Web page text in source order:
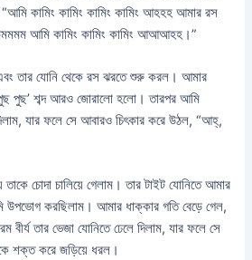
কামিং কামিং কামিং কামিং আহহহ আমার রস
আমি কামিং কামিং কামিং আআআহহ।”
তার যোনি থেকে রস ঝরতে শুরু করল। আমার
পুছ’ শব্দ আরও জোরালো হলো। তারপর আমি
যার ফলে সে আবারও চিৎকার করে উঠল, “আহ্,
চোদা চালিয়ে গেলাম। তার টাইট যোনিতে আমার
উপভোগ করছিলাম। আমার ধাক্কার গতি বেড়ে গেল,
তার ভেজা যোনিতে ঢেলে দিলাম, যার ফলে সে
শক্ত করে জড়িয়ে ধরল।